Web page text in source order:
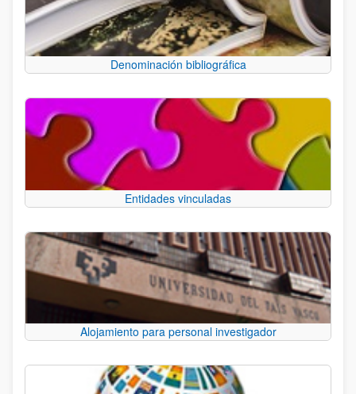
Denominación bibliográfica
Entidades vinculadas
Alojamiento para personal investigador